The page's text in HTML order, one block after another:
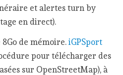
et alertes turn by
en direct).
8Go de mémoire.iGPSport
pour télécharger des
sur OpenStreetMap), à